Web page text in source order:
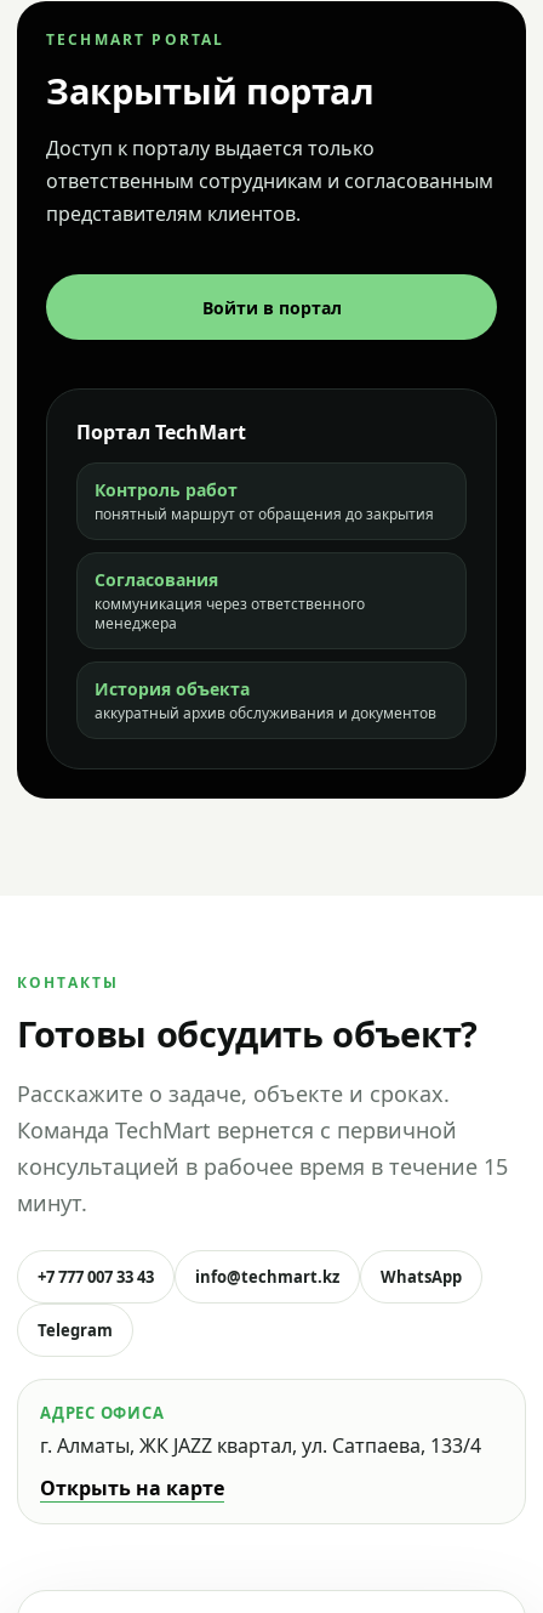
TECHMART PORTAL
Закрытый портал
Доступ к порталу выдается только
ответственным сотрудникам и согласованным
представителям клиентов.
Войти в портал
Портал TechMart
Контроль работ
понятный маршрут от обращения до закрытия
Согласования
коммуникация через ответственного
менеджера
История объекта
аккуратный архив обслуживания и документов
КОНТАКТЫ
Готовы обсудить объект?
Расскажите о задаче, объекте и сроках.
Команда TechMart вернется с первичной
консультацией в рабочее время в течение 15
минут.
+7 777 007 33 43 info@techmart.kz WhatsApp
Telegram
АДРЕС ОФИСА
г. Алматы, ЖК JAZZ квартал, ул. Сатпаева, 133/4
Открыть на карте